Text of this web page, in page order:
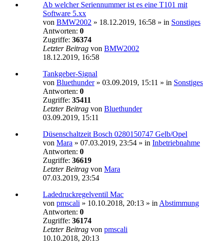
Ab welcher Seriennummer ist es eine T101 mit
Software 5.xx
von BMW2002 » 18.12.2019, 16:58 » in Sonstiges
Antworten: 0
Zugriffe: 36374
Letzter Beitrag von BMW2002
18.12.2019, 16:58
Tankgeber-Signal
von Bluethunder» 03.09.2019, 15:11 » in Sonstiges
Antworten: 0
Zugriffe: 35411
Letzter Beitrag von Bluethunder
03.09.2019, 15:11
Düsenschaltzeit Bosch 0280150747 Gelb/Opel
von Mara » 07.03.2019, 23:54 » in Inbetriebnahme
Antworten: 0
Zugriffe: 36619
Letzter Beitrag von Mara
07.03.2019, 23:54
Ladedruckregelventil Mac
von pmscali » 10.10.2018, 20:13 » in Abstimmung
Antworten: 0
Zugriffe: 36174
Letzter Beitrag von pmscali
10.10.2018, 20:13